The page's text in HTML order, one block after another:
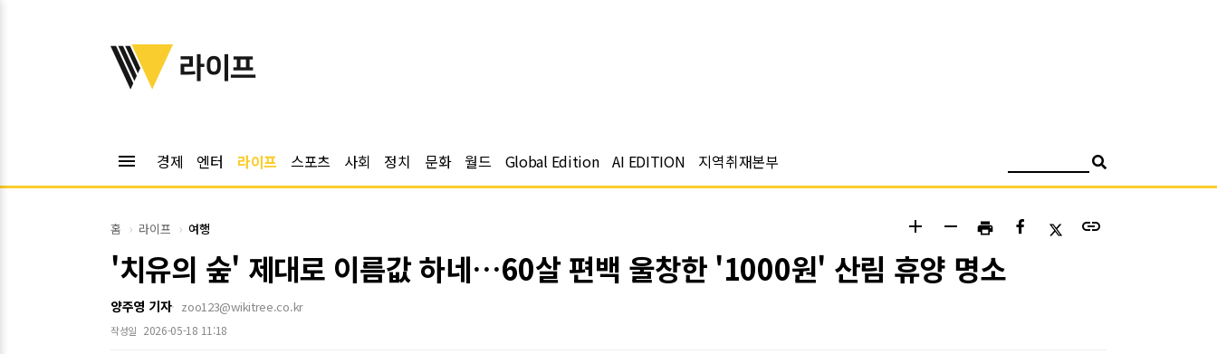
위키트리
라이프
menu 경제 엔터 라이프 스포츠 사회 정치 문화 월드 Global Edition AI EDITION 지역취재본부
홈 라이프 여행 add remove print link
'치유의 숲' 제대로 이름값 하네…60살 편백 울창한 '1000원' 산림 휴양 명소
양주영 기자 zoo123@wikitree.co.kr
작성일 2026-05-18 11:18